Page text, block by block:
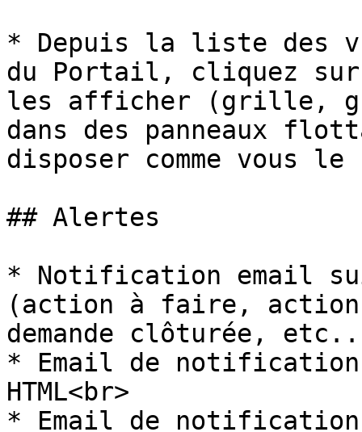
* Depuis la liste des
du Portail, cliquez sur
les afficher (grille,
dans des panneaux
disposer comme vous
## Alertes
* Notification email
(action à faire,
demande clôturée,
* Email de
HTML<br>
* Email de notification